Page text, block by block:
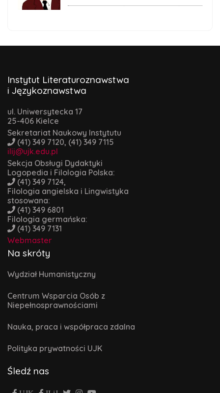
Instytut Literaturoznawstwa
i Językoznawstwa
ul. Uniwersytecka 17
25-406 Kielce
Sekretariat Naukowy Instytutu
(41) 349 7120, (41) 349 7115
ilij@ujk.edu.pl
Sekcja Obsługi Dydaktyki
Logopedia i Filologia Polska:
(41) 349 7124,
Filologia angielska i Lingwistyka
stosowana:
(41) 349 6801
Filologia germańska:
(41) 349 7131
Webmaster
Na skróty
Wydział Humanistyczny
Centrum Wsparcia Osób z
Niepełnosprawnościami
Nauka, praca i współpraca zdalna
Polityka prywatności UJK
Śledź nas